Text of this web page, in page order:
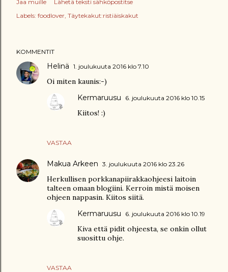
Jaa muille
Lähetä teksti sähköpostitse
Labels: foodlover Täytekakut:ristiäiskakut
KOMMENTIT
Helinä 1. joulukuuta 2016 klo 7.10
Oi miten kaunis:-)
VASTAA
Kermaruusu 6. joulukuuta 2016 klo 10.15
Kiitos! :)
Makua Arkeen 3. joulukuuta 2016 klo 23.26
Herkullisen porkkanapiirakkaohjeesi laitoin
talteen omaan blogiini. Kerroin mistä moisen
ohjeen nappasin. Kiitos siitä.
VASTAA
Kermaruusu 6. joulukuuta 2016 klo 10.19
Kiva että pidit ohjeesta, se onkin ollut
suosittu ohje.